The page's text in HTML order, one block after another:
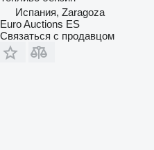
Испания, Zaragoza
Euro Auctions ES
Связаться с продавцом